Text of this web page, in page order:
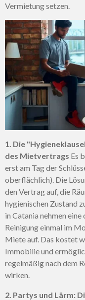
Vermietung setzen.
1. Die
des Mietvertrags Es
erst am Tag der
oberflächlich). Die
den Vertrag auf, die
hygienischen Zustand
in Catania nehmen
Reinigung einmal im
Miete auf. Das kostet
Immobilie und
regelmäßig nach dem
wirken.
2. Partys und Lärm: